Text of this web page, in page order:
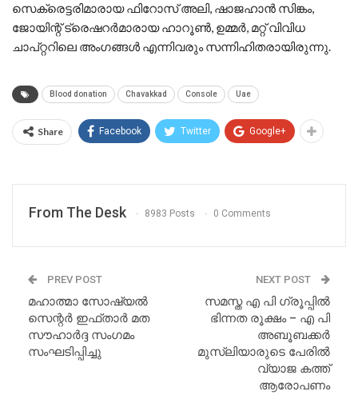
സെക്രെട്ടരിമാരായ ഫിറോസ് അലി, ഷാജഹാൻ സിങ്കം,
ജോയിന്റ് ട്രെഷറർമാരായ ഹാറൂൺ, ഉമ്മർ, മറ്റ് വിവിധ
ചാപ്റ്ററിലെ അംഗങ്ങൾ എന്നിവരും സന്നിഹിതരായിരുന്നു.
Blood donation Chavakkad Console Uae
Share Facebook Twitter Google+
From The Desk 8983 Posts 0 Comments
PREV POST
മഹാത്മാ സോഷ്യൽ
സെന്റർ ഇഫ്താർ മത
സൗഹാർദ്ദ സംഗമം
സംഘടിപ്പിച്ചു
NEXT POST
സമസ്ത എ പി ഗ്രൂപ്പിൽ
ഭിന്നത രൂക്ഷം – എ പി
അബൂബക്കർ
മുസ്ലിയാരുടെ പേരിൽ
വ്യാജ കത്ത്
ആരോപണം